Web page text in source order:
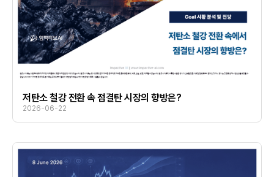
저탄소 철강 전환 속 점결탄 시장의 향방은?
2026-06-22